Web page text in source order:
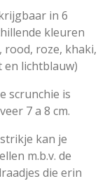
in 6
kleuren
rood, roze, khaki,
en lichtblauw)
scrunchie is
7 a 8 cm.
kan je
m.b.v. de
die erin